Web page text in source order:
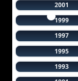
2001
1999
1997
1995
1993